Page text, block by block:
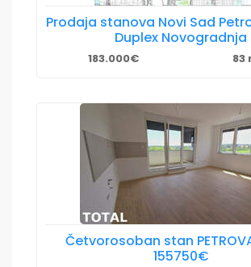
Prodaja stanova Novi Sad
Duplex Novogradnja
183.000€ 83
Četvorosoban stan
155750€